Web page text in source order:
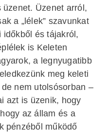
Üzenet arról,
a „lélek” szavunkat
időkből és tájakról,
is Keleten
a legnyugatibb
meg keleti
nem utolsósorban –
azt is üzenik, hogy
az állam és a
pénzéből működő